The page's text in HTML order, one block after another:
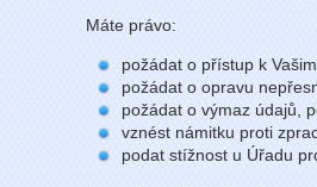
Máte právo:
požádat o přístup k
požádat o opravu
požádat o výmaz údajů,
vznést námitku proti
podat stížnost u Úřadu